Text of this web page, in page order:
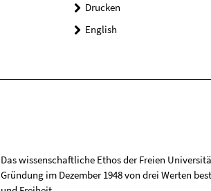
Drucken
English
Das wissenschaftliche Ethos der Freien
Gründung im Dezember 1948 von drei Werten